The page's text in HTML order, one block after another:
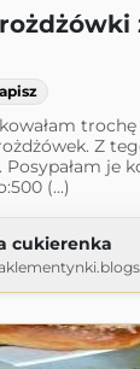
Z
je
(...)
cukierenka